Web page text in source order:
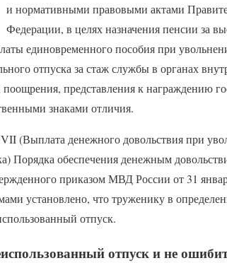
и нормативными правовыми актами
Федерации, в целях назначения пенсии за
единовременного пособия при
отпуска за стаж службы в органах
представления к награждению
знаками отличия.
(Выплата денежного довольствия при
Порядка обеспечения денежным
приказом МВД России от 31
установлено, что труженику в
отпуск.
отпуск и не